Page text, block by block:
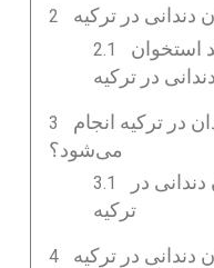
دندانی در ترکیه
استخوان
دندانی در ترکیه
در ترکیه انجام
می‌شود؟
در
ترکیه
دندانی در ترکیه